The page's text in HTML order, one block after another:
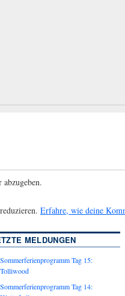
Erfahre, wie deine
MELDUNGEN
Sommerferienprogramm Tag 15:
Tolliwood
Sommerferienprogramm Tag 14: